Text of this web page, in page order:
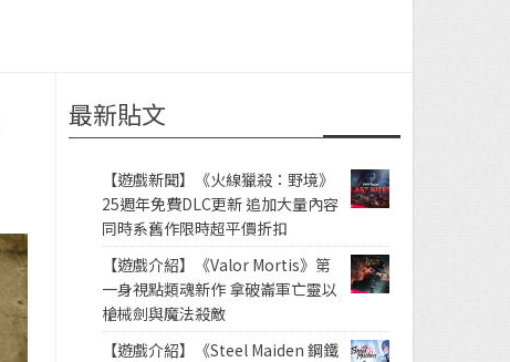
最新貼文
【遊戲新聞】《火線獵殺：野境》
25週年免費DLC更新 追加大量內容
同時系舊作限時超平價折扣
【遊戲介紹】《Valor Mortis》第
一身視點類魂新作 拿破崙軍亡靈以
槍械劍與魔法殺敵
【遊戲介紹】《Steel Maiden 鋼鐵